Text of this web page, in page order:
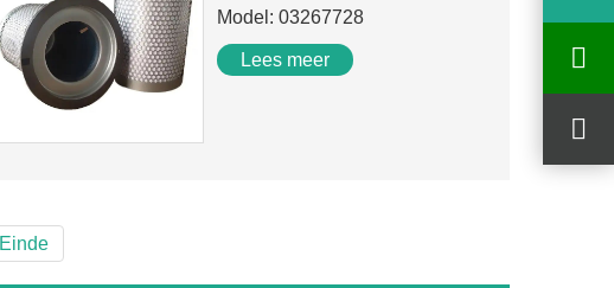
Model: 03267728
Lees meer
Einde